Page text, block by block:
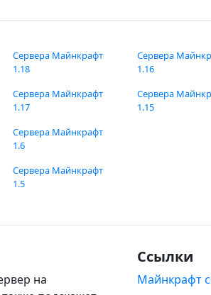
Сервера Майнкрафт
1.18
Сервера Майнкрафт
1.17
Сервера
1.16
Сервера
1.15
Сервера Майнкрафт
1.6
Сервера Майнкрафт
1.5
на
Ссылки
Майнкрафт